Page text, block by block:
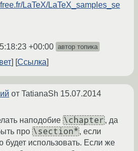
LaTeX/LaTeX_samples_se
+00:00 автор топика
Ссылка
от TatianaSh 15.07.2014
наподобие \chapter , да
про \section*, если
будет использовать. Если же